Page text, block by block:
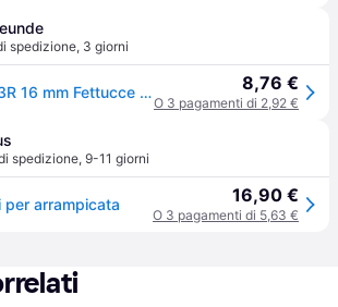
spedizione, 3 giorni
Edelrid PES Sling 3R 16 mm Fettucce ad anello (120 cm, bianco) - Bianco 8,76 €
O 3 pagamenti di 2,92 €
spedizione, 9-11 giorni
per arrampicata 16,90 €
O 3 pagamenti di 5,63 €